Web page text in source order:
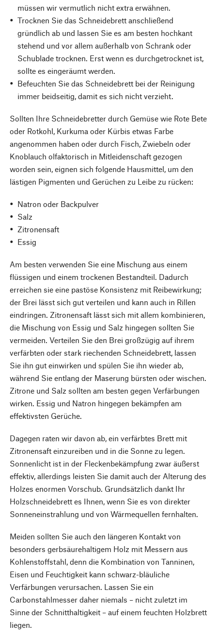
müssen wir vermutlich nicht extra erwähnen.
Trocknen Sie das Schneidebrett anschließend
gründlich ab und lassen Sie es am besten hochkant
stehend und vor allem außerhalb von Schrank oder
Schublade trocknen. Erst wenn es durchgetrocknet ist,
sollte es eingeräumt werden.
Befeuchten Sie das Schneidebrett bei der Reinigung
immer beidseitig, damit es sich nicht verzieht.
Sollten Ihre Schneidebretter durch Gemüse wie Rote Bete
oder Rotkohl, Kurkuma oder Kürbis etwas Farbe
angenommen haben oder durch Fisch, Zwiebeln oder
Knoblauch olfaktorisch in Mitleidenschaft gezogen
worden sein, eignen sich folgende Hausmittel, um den
lästigen Pigmenten und Gerüchen zu Leibe zu rücken:
Natron oder Backpulver
Salz
Zitronensaft
Essig
Am besten verwenden Sie eine Mischung aus einem
flüssigen und einem trockenen Bestandteil. Dadurch
erreichen sie eine pastöse Konsistenz mit Reibewirkung;
der Brei lässt sich gut verteilen und kann auch in Rillen
eindringen. Zitronensaft lässt sich mit allem kombinieren,
die Mischung von Essig und Salz hingegen sollten Sie
vermeiden. Verteilen Sie den Brei großzügig auf ihrem
verfärbten oder stark riechenden Schneidebrett, lassen
Sie ihn gut einwirken und spülen Sie ihn wieder ab,
während Sie entlang der Maserung bürsten oder wischen.
Zitrone und Salz sollten am besten gegen Verfärbungen
wirken. Essig und Natron hingegen bekämpfen am
effektivsten Gerüche.
Dagegen raten wir davon ab, ein verfärbtes Brett mit
Zitronensaft einzureiben und in die Sonne zu legen.
Sonnenlicht ist in der Fleckenbekämpfung zwar äußerst
effektiv, allerdings leisten Sie damit auch der Alterung des
Holzes enormen Vorschub. Grundsätzlich dankt Ihr
Holzschneidebrett es Ihnen, wenn Sie es von direkter
Sonneneinstrahlung und von Wärmequellen fernhalten.
Meiden sollten Sie auch den längeren Kontakt von
besonders gerbsäurehaltigem Holz mit Messern aus
Kohlenstoffstahl, denn die Kombination von Tanninen,
Eisen und Feuchtigkeit kann schwarz-bläuliche
Verfärbungen verursachen. Lassen Sie ein
Carbonstahlmesser daher niemals – nicht zuletzt im
Sinne der Schnitthaltigkeit – auf einem feuchten Holzbrett
liegen.
Nach oben